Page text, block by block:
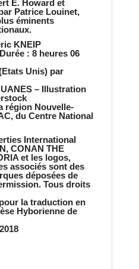
E. Howard et
Patrice Louinet,
éminents
KNEIP
Durée : 8 heures 06
Unis) par
– Illustration
région Nouvelle-
du Centre National
International
CONAN THE
et les logos,
associés sont des
déposées de
Tous droits
la traduction en
Hyborienne de